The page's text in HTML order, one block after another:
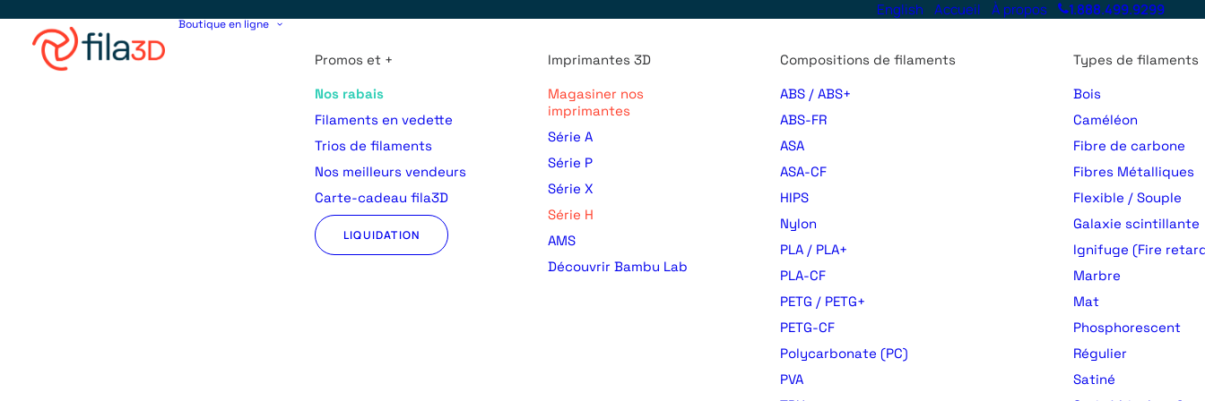
English Accueil À propos 1.888.499.9299
Boutique en ligne
Promos et +
Nos rabais
Filaments en vedette
Trios de filaments
Nos meilleurs vendeurs
Carte-cadeau fila3D
LIQUIDATION
Imprimantes 3D
Magasiner nos
imprimantes
Série A
Série P
Série X
Série H
AMS
Découvrir Bambu Lab
Compositions de filaments
ABS / ABS+
ABS-FR
ASA
ASA-CF
HIPS
Nylon
PLA / PLA+
PLA-CF
PETG / PETG+
PETG-CF
Polycarbonate (PC)
PVA
Types de filaments
Bois
Caméléon
Fibre de carbone
Fibres Métalliques
Flexible / Souple
Galaxie scintillante
Ignifuge (Fire
Marbre
Mat
Phosphorescent
Régulier
Satiné